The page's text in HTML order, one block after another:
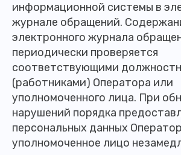
информационной системы в
журнале обращений.
электронного журнала
периодически проверяется
соответствующими
(работниками) Оператора или
уполномоченного лица. При
нарушений порядка
персональных данных
уполномоченное лицо